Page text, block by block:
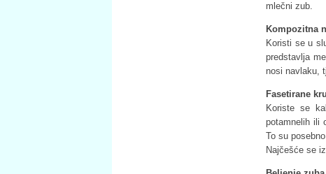
mlečni zub.
Kompozitna
Koristi se u
predstavlja
nosi navlaku,
Fasetirane
Koriste se
potamnelih ili
To su
Najčešće se